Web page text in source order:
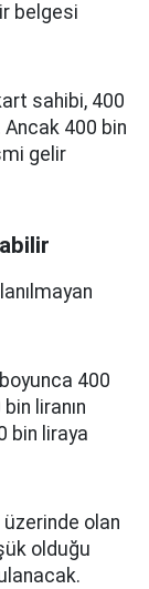
belgesi
sahibi, 400
400 bin
gelir
400
liranın
bin liraya
olan
olduğu